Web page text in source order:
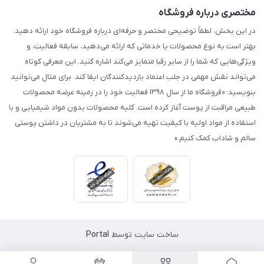
مختصری درباره فروشگاه
در این بخش، لطفاً توضیحی مختصر و حرفه‌ای درباره فروشگاه خود ارائه دهید.
بهتر است به نوع محصولات یا خدماتی که ارائه می‌دهید، سابقه فعالیت، و
ویژگی‌هایی که شما را از سایر رقبا متمایز می‌کند اشاره کنید. این معرفی کوتاه
می‌تواند نقش مهمی در جلب اعتماد بازدیدکنندگان ایفا کند. برای مثال می‌توانید
بنویسید: «فروشگاه ما از سال ۱۳۹۸ فعالیت خود را در زمینه عرضه محصولات
طبیعی مراقبت از پوست آغاز کرده است. کلیه محصولات بدون مواد شیمیایی و با
استفاده از مواد اولیه با کیفیت تهیه می‌شوند تا به مشتریان در داشتن پوستی
سالم و شاداب کمک کنیم.»
ساخت سایت توسط Portal